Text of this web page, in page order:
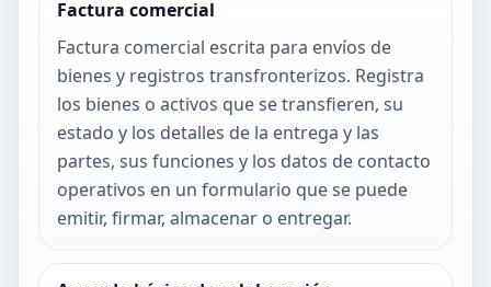
Factura comercial
Factura comercial escrita para envíos de
bienes y registros transfronterizos. Registra
los bienes o activos que se transfieren, su
estado y los detalles de la entrega y las
partes, sus funciones y los datos de contacto
operativos en un formulario que se puede
emitir, firmar, almacenar o entregar.